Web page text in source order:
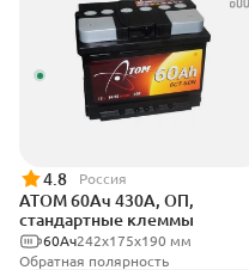
4.8 Россия
АТОМ 60Ач 430А, ОП,
стандартные клеммы
242х175х190 мм
60Ач
Обратная полярность